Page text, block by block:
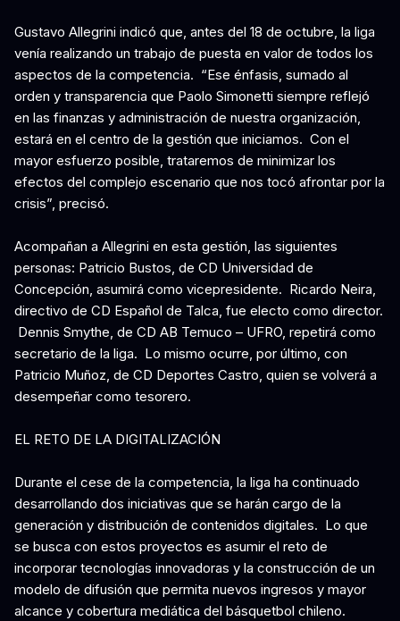
Gustavo Allegrini indicó que, antes del 18 de octubre, la liga
venía realizando un trabajo de puesta en valor de todos los
aspectos de la competencia. “Ese énfasis, sumado al
orden y transparencia que Paolo Simonetti siempre reflejó
en las finanzas y administración de nuestra organización,
estará en el centro de la gestión que iniciamos. Con el
mayor esfuerzo posible, trataremos de minimizar los
efectos del complejo escenario que nos tocó afrontar por la
crisis”, precisó.
Acompañan a Allegrini en esta gestión, las siguientes
personas: Patricio Bustos, de CD Universidad de
Concepción, asumirá como vicepresidente. Ricardo Neira,
directivo de CD Español de Talca, fue electo como director.
Dennis Smythe, de CD AB Temuco – UFRO, repetirá como
secretario de la liga. Lo mismo ocurre, por último, con
Patricio Muñoz, de CD Deportes Castro, quien se volverá a
desempeñar como tesorero.
EL RETO DE LA DIGITALIZACIÓN
Durante el cese de la competencia, la liga ha continuado
desarrollando dos iniciativas que se harán cargo de la
generación y distribución de contenidos digitales. Lo que
se busca con estos proyectos es asumir el reto de
incorporar tecnologías innovadoras y la construcción de un
modelo de difusión que permita nuevos ingresos y mayor
alcance y cobertura mediática del básquetbol chileno.